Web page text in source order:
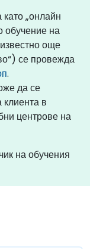
„онлайн
обучение на
още
се провежда
.
да се
в
центрове на
на обучения